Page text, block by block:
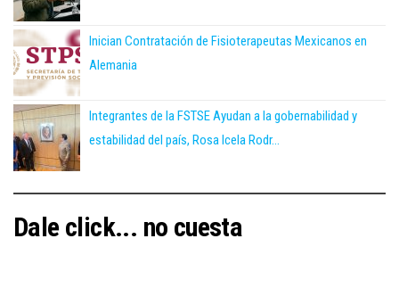
Inician Contratación de Fisioterapeutas Mexicanos en
Alemania
Integrantes de la FSTSE Ayudan a la gobernabilidad y
estabilidad del país, Rosa Icela Rodr...
Dale click... no cuesta